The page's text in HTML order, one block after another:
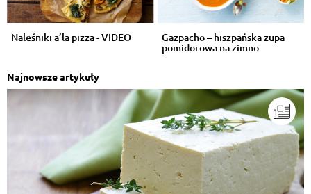
Naleśniki a’la pizza - VIDEO Gazpacho – hiszpańska zupa
pomidorowa na zimno
Najnowsze artykuły